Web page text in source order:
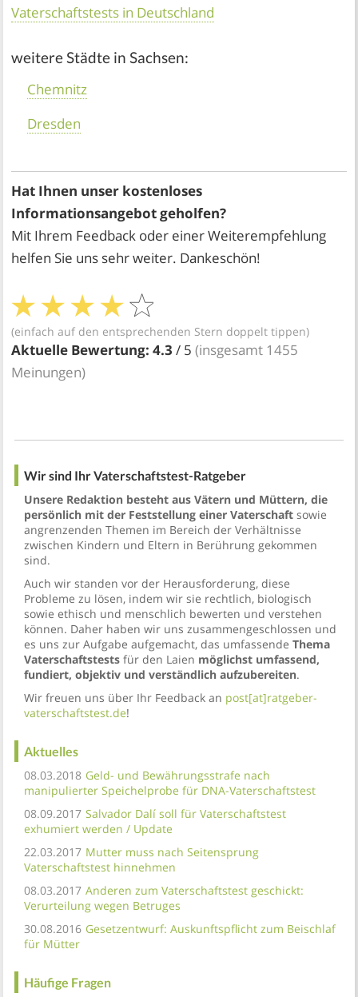
Vaterschaftstests in Deutschland
weitere Städte in Sachsen:
Chemnitz
Dresden
Hat Ihnen unser kostenloses
Informationsangebot geholfen?
Mit Ihrem Feedback oder einer Weiterempfehlung
helfen Sie uns sehr weiter. Dankeschön!
(einfach auf den entsprechenden Stern doppelt tippen)
Aktuelle Bewertung:4.3 / 5(insgesamt 1455
Meinungen)
Wir sind Ihr Vaterschaftstest-Ratgeber
Unsere Redaktion besteht aus Vätern und Müttern, die
persönlich mit der Feststellung einer Vaterschaftsowie
angrenzenden Themen im Bereich der Verhältnisse
zwischen Kindern und Eltern in Berührung gekommen
sind.
Auch wir standen vor der Herausforderung, diese
Probleme zu lösen, indem wir sie rechtlich, biologisch
sowie ethisch und menschlich bewerten und verstehen
können. Daher haben wir uns zusammengeschlossen und
es uns zur Aufgabe aufgemacht, das umfassende Thema
Vaterschaftstestsfür den Laien möglichst umfassend,
fundiert, objektiv und verständlich aufzubereiten.
Wir freuen uns über Ihr Feedback an post[at]ratgeber-
vaterschaftstest.de!
Aktuelles
08.03.2018 Geld- und Bewährungsstrafe nach
manipulierter Speichelprobe für DNA-Vaterschaftstest
08.09.2017 Salvador Dalí soll für Vaterschaftstest
exhumiert werden / Update
22.03.2017 Mutter muss nach Seitensprung
Vaterschaftstest hinnehmen
08.03.2017 Anderen zum Vaterschaftstest geschickt:
Verurteilung wegen Betruges
30.08.2016 Gesetzentwurf: Auskunftspflicht zum Beischlaf
für Mütter
Häufige Fragen